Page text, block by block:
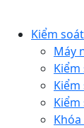
Kiểm
Máy